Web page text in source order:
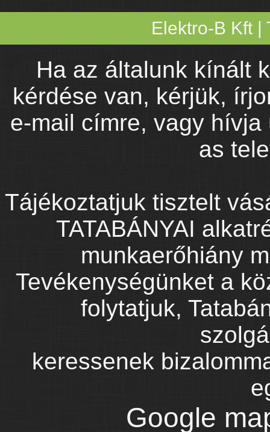
Elektro-B Kft|
Ha az általunk kínált
kérdése van, kérjük,
e-mail címre, vagy
as
Tájékoztatjuk tisztelt
TATABÁNYAI
munkaerőhiány
Tevékenységünket a
folytatjuk,
keressenek
Google